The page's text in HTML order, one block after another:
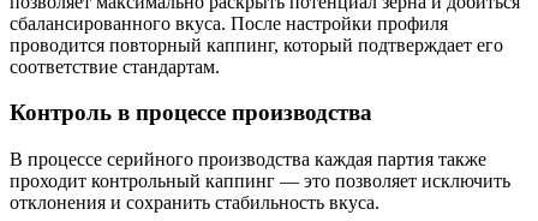
сбалансированного вкуса. После настройки профиля
проводится повторный каппинг, который подтверждает его
соответствие стандартам.
Контроль в процессе производства
В процессе серийного производства каждая партия также
проходит контрольный каппинг — это позволяет исключить
отклонения и сохранить стабильность вкуса.